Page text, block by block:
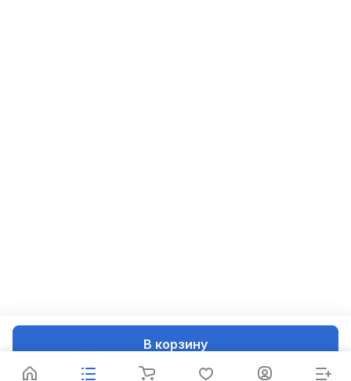
В корзину